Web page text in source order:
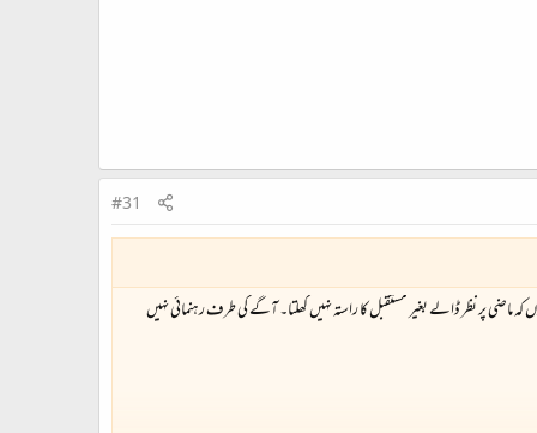
#31
پر نظر ڈالے بغیر مستقبل کا راستہ نہیں کھلتا۔ آگے کی طرف رہنمائی نہیں